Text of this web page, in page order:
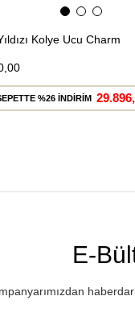
Kolye Ucu Charm
%26 İNDİRİM
E-